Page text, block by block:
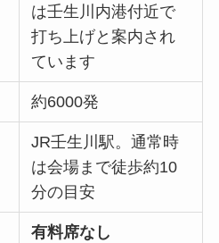
は壬生川内港付近で
打ち上げと案内され
ています
約6000発
JR壬生川駅。通常時
は会場まで徒歩約10
分の目安
有料席なし